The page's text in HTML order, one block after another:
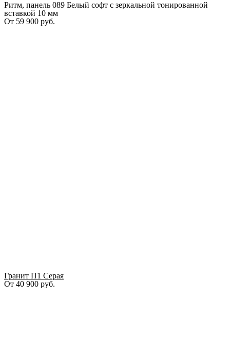
Ритм, панель 089 Белый софт с зеркальной тонированной
вставкой 10 мм
От 59 900 руб.
Гранит П1 Серая
От 40 900 руб.